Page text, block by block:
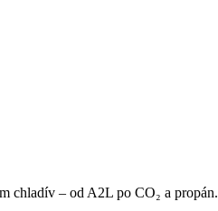
chladív – od A2L po CO₂ a propán.